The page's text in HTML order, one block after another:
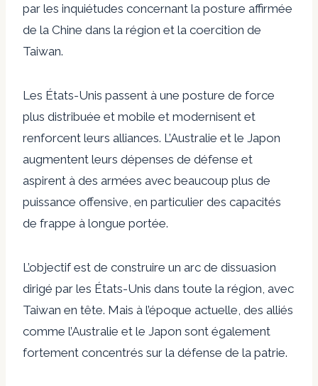
par les inquiétudes concernant la posture affirmée
de la Chine dans la région et la coercition de
Taiwan.
Les États-Unis passent à une posture de force
plus distribuée et mobile et modernisent et
renforcent leurs alliances. L’Australie et le Japon
augmentent leurs dépenses de défense et
aspirent à des armées avec beaucoup plus de
puissance offensive, en particulier des capacités
de frappe à longue portée.
L’objectif est de construire un arc de dissuasion
dirigé par les États-Unis dans toute la région, avec
Taiwan en tête. Mais à l’époque actuelle, des alliés
comme l’Australie et le Japon sont également
fortement concentrés sur la défense de la patrie.